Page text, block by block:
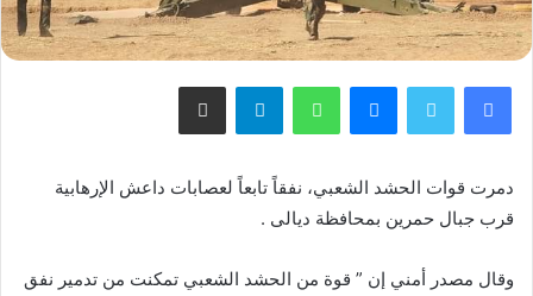
فيسبوك تويتر ماسنجر واتساب تيلقرام مشاركة عبر البريد
دمرت قوات الحشد الشعبي، نفقاً تابعاً لعصابات داعش الإرهابية
قرب جبال حمرين بمحافظة ديالى .
وقال مصدر أمني إن ” قوة من الحشد الشعبي تمكنت من تدمير نفق